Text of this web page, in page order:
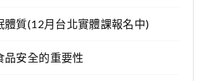
體質(12月台北實體課報名中)
品安全的重要性